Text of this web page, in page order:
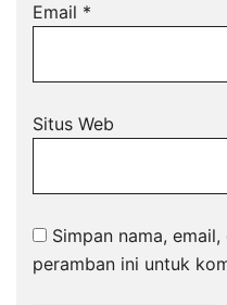
Email *
Situs Web
Simpan nama,
peramban ini untuk